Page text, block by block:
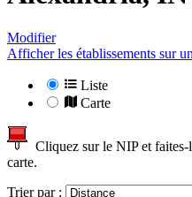
Modifier
Afficher les établissements sur
Liste
Carte
Cliquez sur le NIP et
carte.
Trier par :